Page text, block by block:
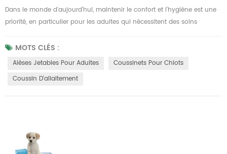
Dans le monde d’aujourd’hui, maintenir le confort et l’hygiène est une
priorité, en particulier pour les adultes qui nécessitent des soins
particuliers. Alèses jetables pour adultes sont un produit essentiel pour
les personnes souffrant d'incontinence ou d'autres problèmes
médicaux. Ces protections offrent une solution pratique et hygiénique
MOTS CLÉS :
Alèses Jetables Pour Adultes
Coussinets Pour Chiots
Coussin D'allaitement